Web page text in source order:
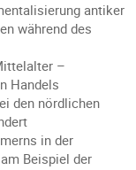
antiker
während des
–
Handels
den nördlichen
in der
Beispiel der